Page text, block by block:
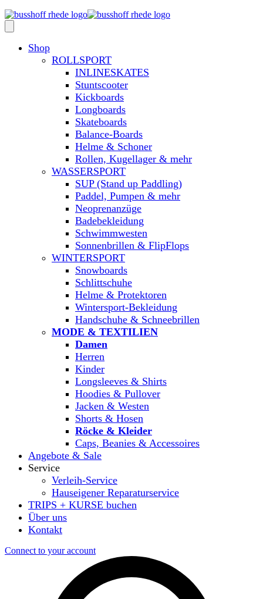
Shop
ROLLSPORT
INLINESKATES
Stuntscooter
Kickboards
Longboards
Skateboards
Balance-Boards
Helme & Schoner
Rollen, Kugellager & mehr
WASSERSPORT
SUP (Stand up Paddling)
Paddel, Pumpen & mehr
Neoprenanzüge
Badebekleidung
Schwimmwesten
Sonnenbrillen & FlipFlops
WINTERSPORT
Snowboards
Schlittschuhe
Helme & Protektoren
Wintersport-Bekleidung
Handschuhe & Schneebrillen
MODE & TEXTILIEN
Damen
Herren
Kinder
Longsleeves & Shirts
Hoodies & Pullover
Jacken & Westen
Shorts & Hosen
Röcke & Kleider
Caps, Beanies & Accessoires
Angebote & Sale
Service
Verleih-Service
Hauseigener Reparaturservice
TRIPS + KURSE buchen
Über uns
Kontakt
Connect to your account